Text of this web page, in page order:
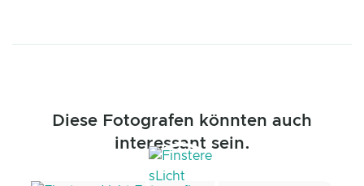
Diese Fotografen könnten auch
interessant sein.